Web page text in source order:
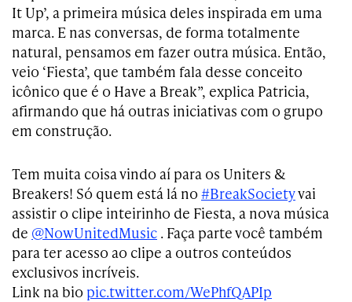
It Up’, a primeira música deles inspirada em uma
marca. E nas conversas, de forma totalmente
natural, pensamos em fazer outra música. Então,
veio ‘Fiesta’, que também fala desse conceito
icônico que é o Have a Break”, explica Patricia,
afirmando que há outras iniciativas com o grupo
em construção.
Tem muita coisa vindo aí para os Uniters &
Breakers! Só quem está lá no #BreakSocietyvai
assistir o clipe inteirinho de Fiesta, a nova música
de @NowUnitedMusic . Faça parte você também
para ter acesso ao clipe a outros conteúdos
exclusivos incríveis.
Link na bio pic.twitter.com/WePhfQAPIp